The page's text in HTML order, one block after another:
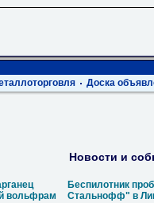
Доска
вольфрам
Новости и
Беспилотник
Стальнофф" в